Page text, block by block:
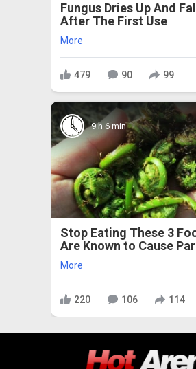
Fungus Dries Up And
After The First Use
More
479 90 99
9 h 6 min
Stop Eating These 3
Are Known to Cause
More
220 106 114